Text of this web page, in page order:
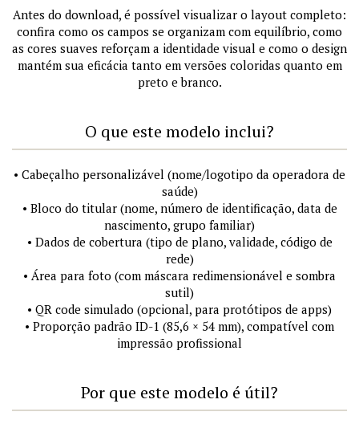
Antes do download, é possível visualizar o layout completo:
confira como os campos se organizam com equilíbrio, como
as cores suaves reforçam a identidade visual e como o design
mantém sua eficácia tanto em versões coloridas quanto em
preto e branco.
O que este modelo inclui?
• Cabeçalho personalizável (nome/logotipo da operadora de
saúde)
• Bloco do titular (nome, número de identificação, data de
nascimento, grupo familiar)
• Dados de cobertura (tipo de plano, validade, código de
rede)
• Área para foto (com máscara redimensionável e sombra
sutil)
• QR code simulado (opcional, para protótipos de apps)
• Proporção padrão ID-1 (85,6 × 54 mm), compatível com
impressão profissional
Por que este modelo é útil?